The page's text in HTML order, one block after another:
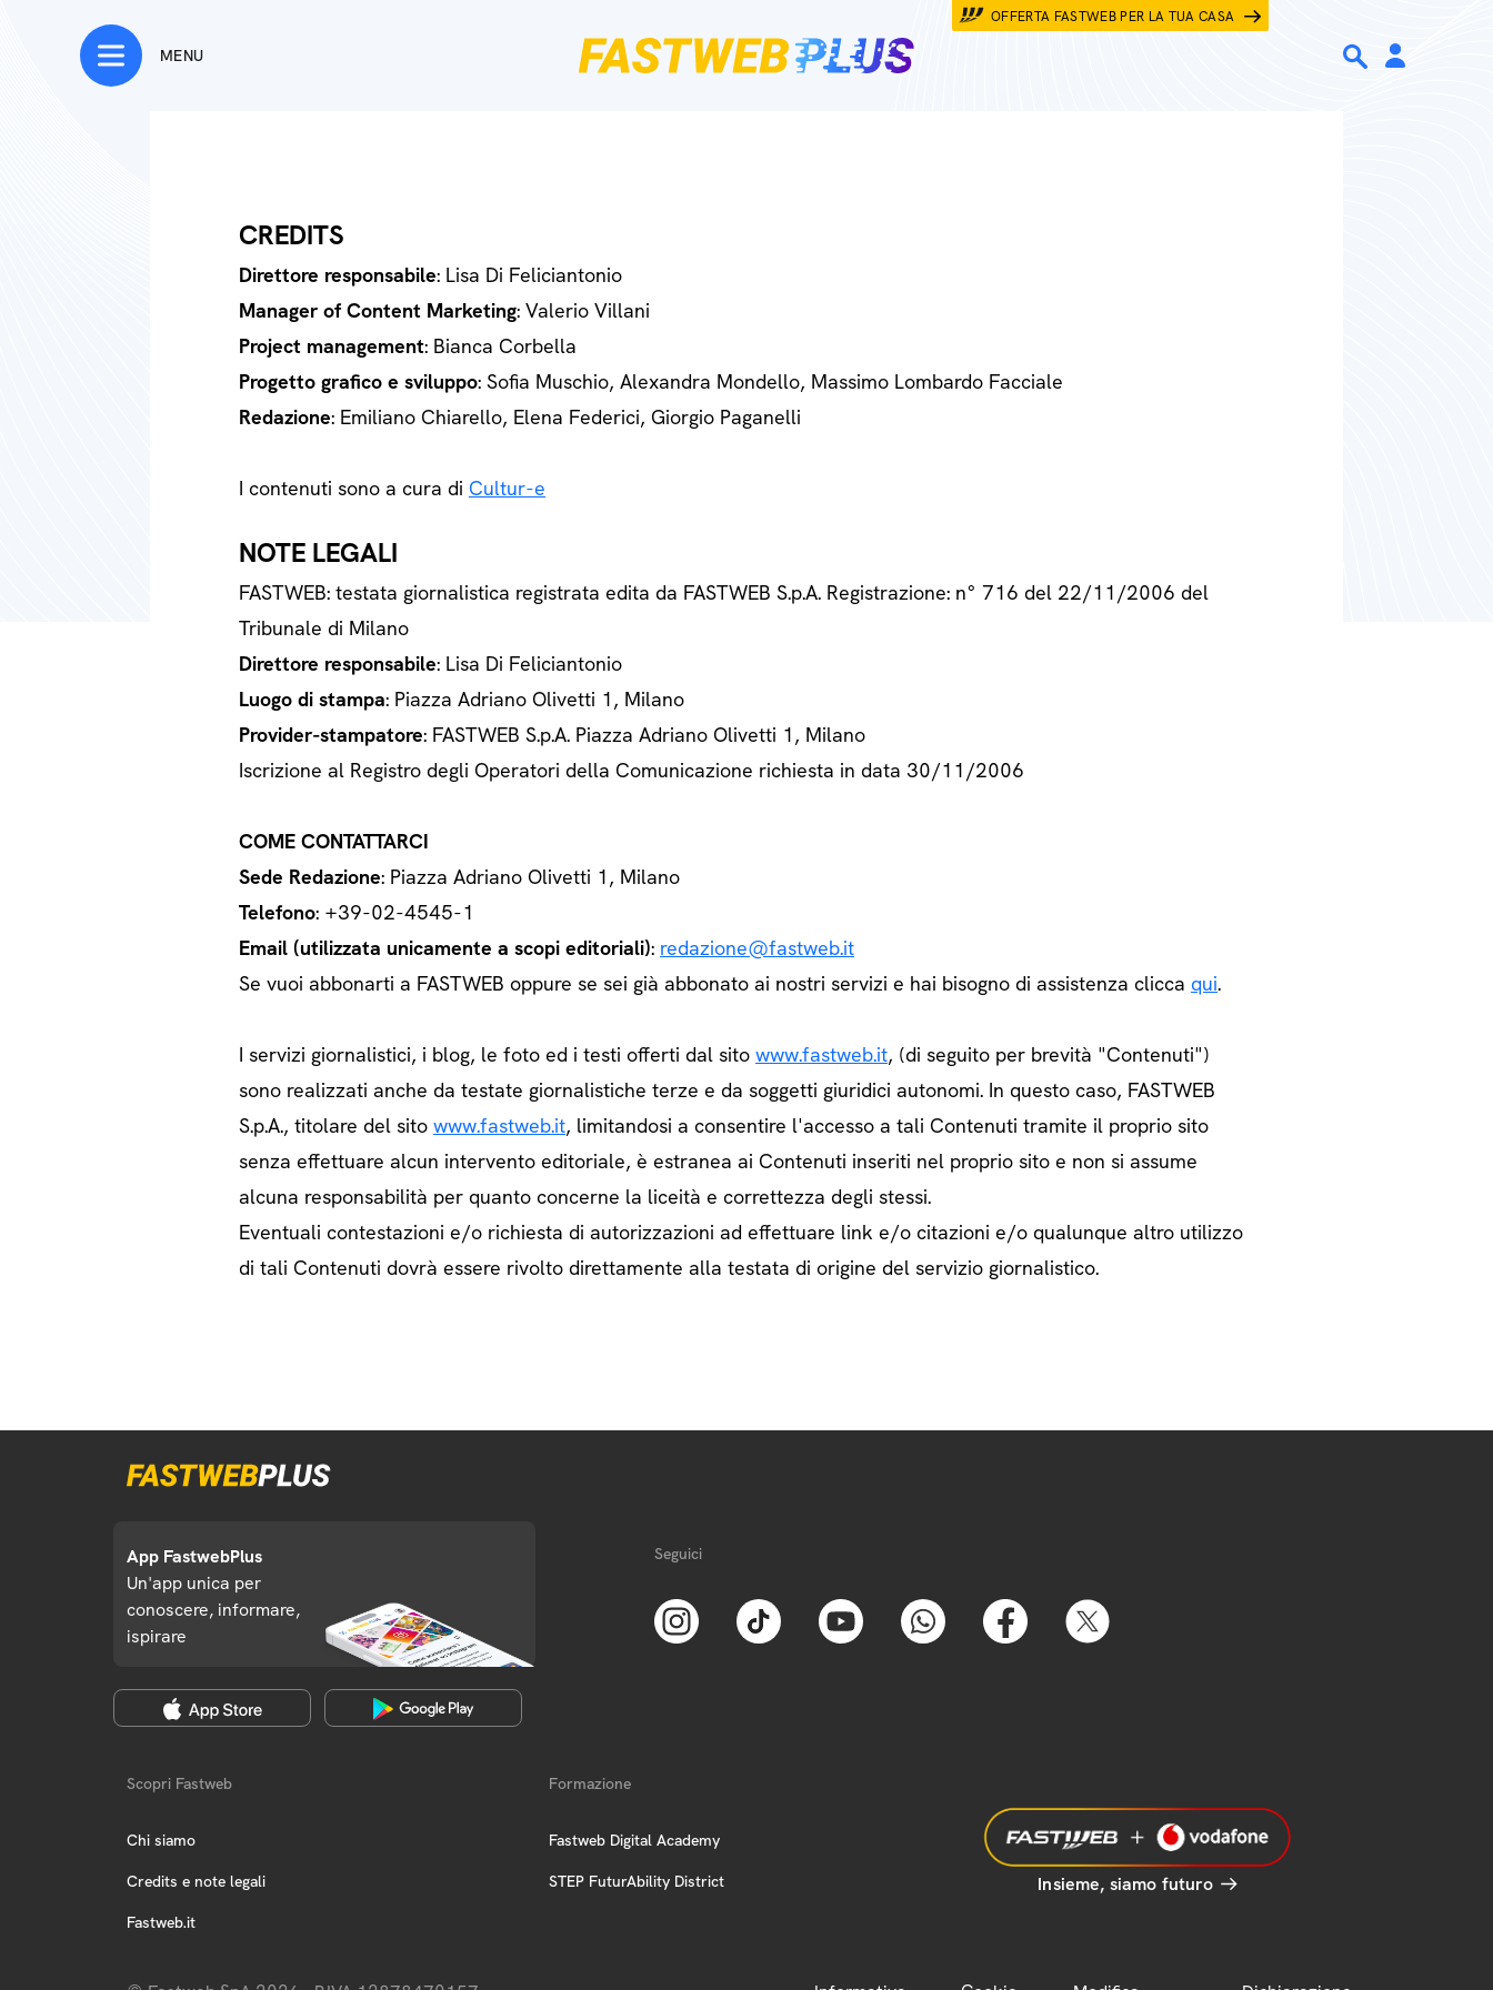
OFFERTA FASTWEB PER LA TUA CASA
MENU
CREDITS
Direttore responsabile: Lisa Di Feliciantonio
Manager of Content Marketing: Valerio Villani
Project management: Bianca Corbella
Progetto grafico e sviluppo: Sofia Muschio, Alexandra Mondello, Massimo Lombardo Facciale
Redazione: Emiliano Chiarello, Elena Federici, Giorgio Paganelli
I contenuti sono a cura di Cultur-e
NOTE LEGALI
FASTWEB: testata giornalistica registrata edita da FASTWEB S.p.A. Registrazione: n° 716 del 22/11/2006 del
Tribunale di Milano
Direttore responsabile: Lisa Di Feliciantonio
Luogo di stampa: Piazza Adriano Olivetti 1, Milano
Provider-stampatore: FASTWEB S.p.A. Piazza Adriano Olivetti 1, Milano
Iscrizione al Registro degli Operatori della Comunicazione richiesta in data 30/11/2006
COME CONTATTARCI
Sede Redazione: Piazza Adriano Olivetti 1, Milano
Telefono: +39-02-4545-1
Email (utilizzata unicamente a scopi editoriali): redazione@fastweb.it
Se vuoi abbonarti a FASTWEB oppure se sei già abbonato ai nostri servizi e hai bisogno di assistenza clicca qui.
I servizi giornalistici, i blog, le foto ed i testi offerti dal sito www.fastweb.it, (di seguito per brevità "Contenuti")
sono realizzati anche da testate giornalistiche terze e da soggetti giuridici autonomi. In questo caso, FASTWEB
S.p.A., titolare del sito www.fastweb.it, limitandosi a consentire l'accesso a tali Contenuti tramite il proprio sito
senza effettuare alcun intervento editoriale, è estranea ai Contenuti inseriti nel proprio sito e non si assume
alcuna responsabilità per quanto concerne la liceità e correttezza degli stessi.
Eventuali contestazioni e/o richiesta di autorizzazioni ad effettuare link e/o citazioni e/o qualunque altro utilizzo
di tali Contenuti dovrà essere rivolto direttamente alla testata di origine del servizio giornalistico.
App FastwebPlus
Un'app unica per
conoscere, informare,
ispirare
Seguici
Scopri Fastweb
Chi siamo
Credits e note legali
Fastweb.it
Formazione
Fastweb Digital Academy
STEP FuturAbility District Insieme, siamo futuro